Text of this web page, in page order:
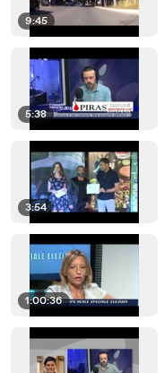
9:45
5:38
3:54
1:00:36